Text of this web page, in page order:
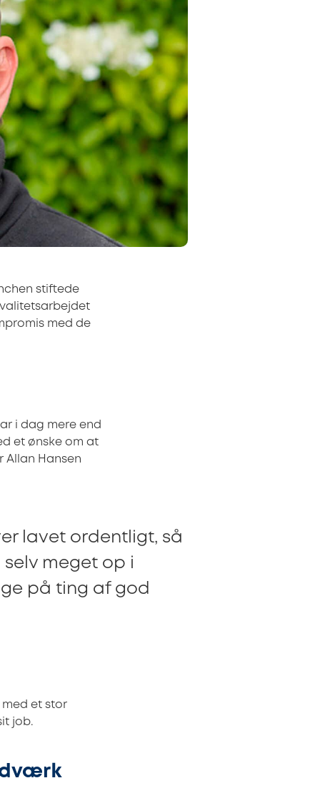
stiftede
med de
i dag mere end
et ønske om at
Hansen
lavet ordentligt, så
meget op i
på ting af god
et stor
job.